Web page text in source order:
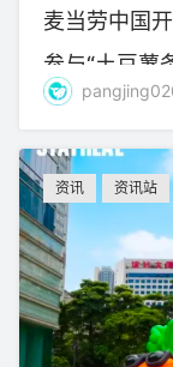
麦当劳中国
参与“土豆薯
资讯 资讯站